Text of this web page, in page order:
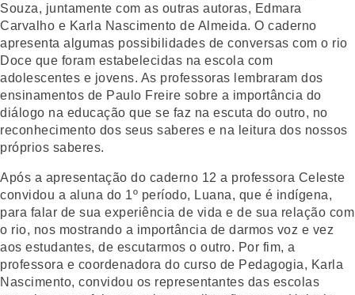
Souza, juntamente com as outras autoras, Edmara
Carvalho e Karla Nascimento de Almeida. O caderno
apresenta algumas possibilidades de conversas com o rio
Doce que foram estabelecidas na escola com
adolescentes e jovens. As professoras lembraram dos
ensinamentos de Paulo Freire sobre a importância do
diálogo na educação que se faz na escuta do outro, no
reconhecimento dos seus saberes e na leitura dos nossos
próprios saberes.
Após a apresentação do caderno 12 a professora Celeste
convidou a aluna do 1º período, Luana, que é indígena,
para falar de sua experiência de vida e de sua relação com
o rio, nos mostrando a importância de darmos voz e vez
aos estudantes, de escutarmos o outro. Por fim, a
professora e coordenadora do curso de Pedagogia, Karla
Nascimento, convidou os representantes das escolas